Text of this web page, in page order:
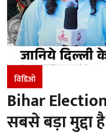
विडिओ
Bihar
सबसे बड़ा मुद्दा